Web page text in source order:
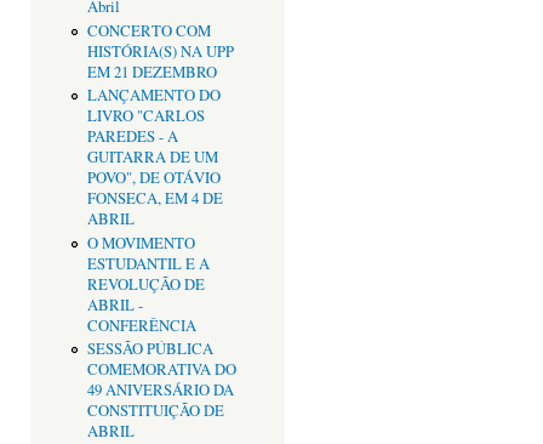
Abril
CONCERTO COM
HISTÓRIA(S) NA UPP
EM 21 DEZEMBRO
LANÇAMENTO DO
LIVRO "CARLOS
PAREDES - A
GUITARRA DE UM
POVO", DE OTÁVIO
FONSECA, EM 4 DE
ABRIL
O MOVIMENTO
ESTUDANTIL E A
REVOLUÇÃO DE
ABRIL -
CONFERÊNCIA
SESSÃO PÚBLICA
COMEMORATIVA DO
49 ANIVERSÁRIO DA
CONSTITUIÇÃO DE
ABRIL